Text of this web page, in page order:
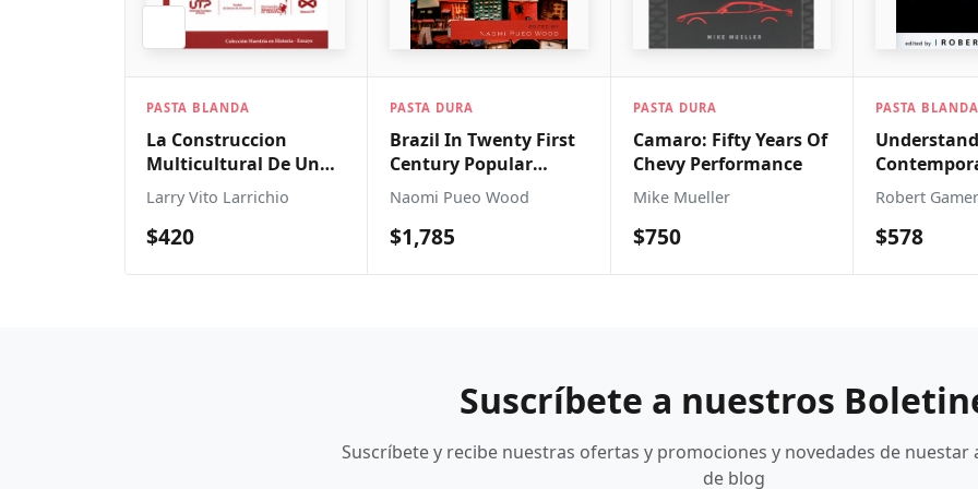
PASTA DURA
Brazil In Twenty First
Century Popular
Media
Naomi Pueo Wood
$1,785
PASTA DURA
Camaro: Fifty Years Of
Chevy Performance
Mike Mueller
$750
PASTA BLANDA
Understanding
Contemporary China
Robert Gamer
$578
PASTA DURA
Spanish
Robin
$1,365
Suscríbete a nuestros
Suscríbete y recibe nuestras ofertas y promociones y novedades de nuestar
de blog